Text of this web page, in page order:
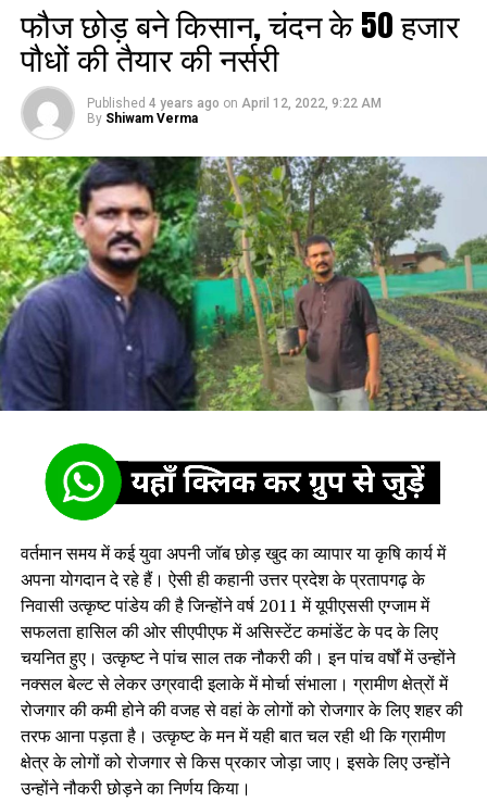
फौज छोड़ बने किसान, चंदन के 50 हजार
पौधों की तैयार की नर्सरी
Published 4 years ago on April 12, 2022, 9:22 AM
By Shiwam Verma
वर्तमान समय में कई युवा अपनी जॉब छोड़ खुद का व्यापार या कृषि कार्य में
अपना योगदान दे रहे हैं। ऐसी ही कहानी उत्तर प्रदेश के प्रतापगढ़ के
निवासी उत्कृष्ट पांडेय की है जिन्होंने वर्ष 2011 में यूपीएससी एग्जाम में
सफलता हासिल की ओर सीएपीएफ में असिस्टेंट कमांडेंट के पद के लिए
चयनित हुए। उत्कृष्ट ने पांच साल तक नौकरी की। इन पांच वर्षों में उन्होंने
नक्सल बेल्ट से लेकर उग्रवादी इलाके में मोर्चा संभाला। ग्रामीण क्षेत्रों में
रोजगार की कमी होने की वजह से वहां के लोगों को रोजगार के लिए शहर की
तरफ आना पड़ता है। उत्कृष्ट के मन में यही बात चल रही थी कि ग्रामीण
क्षेत्र के लोगों को रोजगार से किस प्रकार जोड़ा जाए। इसके लिए उन्होंने
उन्होंने नौकरी छोड़ने का निर्णय किया।